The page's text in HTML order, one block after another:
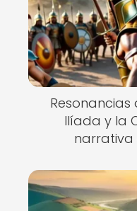
Resonancias
Ilíada y la